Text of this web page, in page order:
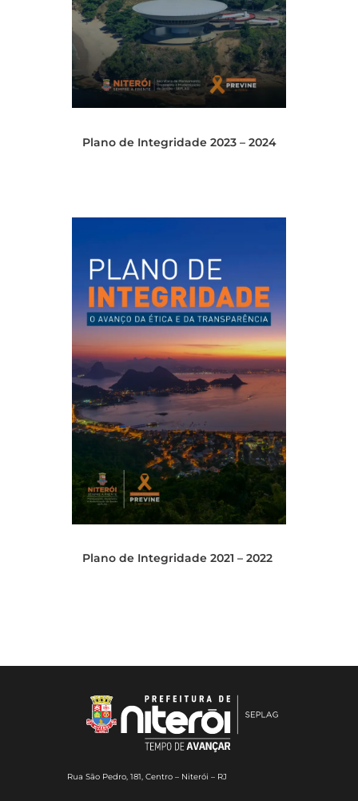
Plano de Integridade 2023 – 2024
Plano de Integridade 2021 – 2022
Rua São Pedro, 181, Centro – Niterói – RJ